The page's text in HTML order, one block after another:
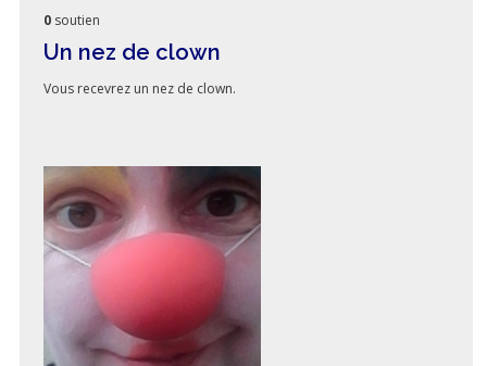
0 soutien
Un nez de clown
Vous recevrez un nez de clown.